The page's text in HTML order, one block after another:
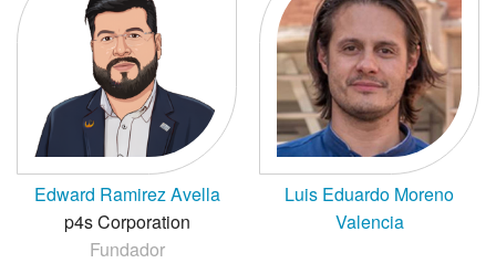
Edward Ramirez Avella
p4s Corporation
Fundador
Luis Eduardo Moreno
Valencia